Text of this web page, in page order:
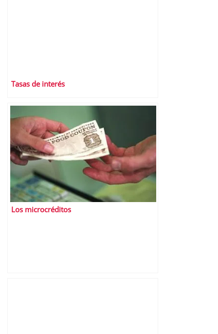
Tasas de interés
Los microcréditos